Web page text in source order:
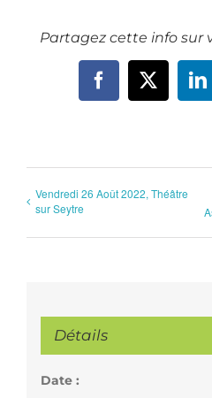
Partagez cette info sur
Facebook
X
Vendredi 26 Août 2022, Théâtre
sur Seytre
Détails
Date :